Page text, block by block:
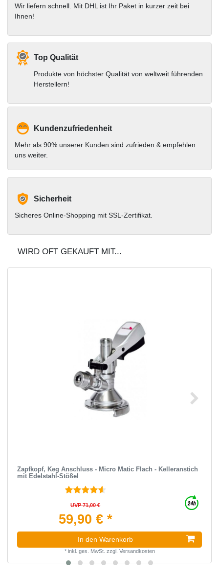
Wir liefern schnell. Mit DHL ist Ihr Paket in kurzer zeit bei
Ihnen!
Top Qualität
Produkte von höchster Qualität von weltweit führenden
Herstellern!
Kundenzufriedenheit
Mehr als 90% unserer Kunden sind zufrieden & empfehlen
uns weiter.
Sicherheit
Sicheres Online-Shopping mit SSL-Zertifikat.
WIRD OFT GEKAUFT MIT...
Zapfkopf, Keg Anschluss - Micro Matic Flach - Kelleranstich
mit Edelstahl-Stößel
UVP 71,00 €
59,90 € *
In den Warenkorb
* inkl. ges. MwSt. zzgl. Versandkosten